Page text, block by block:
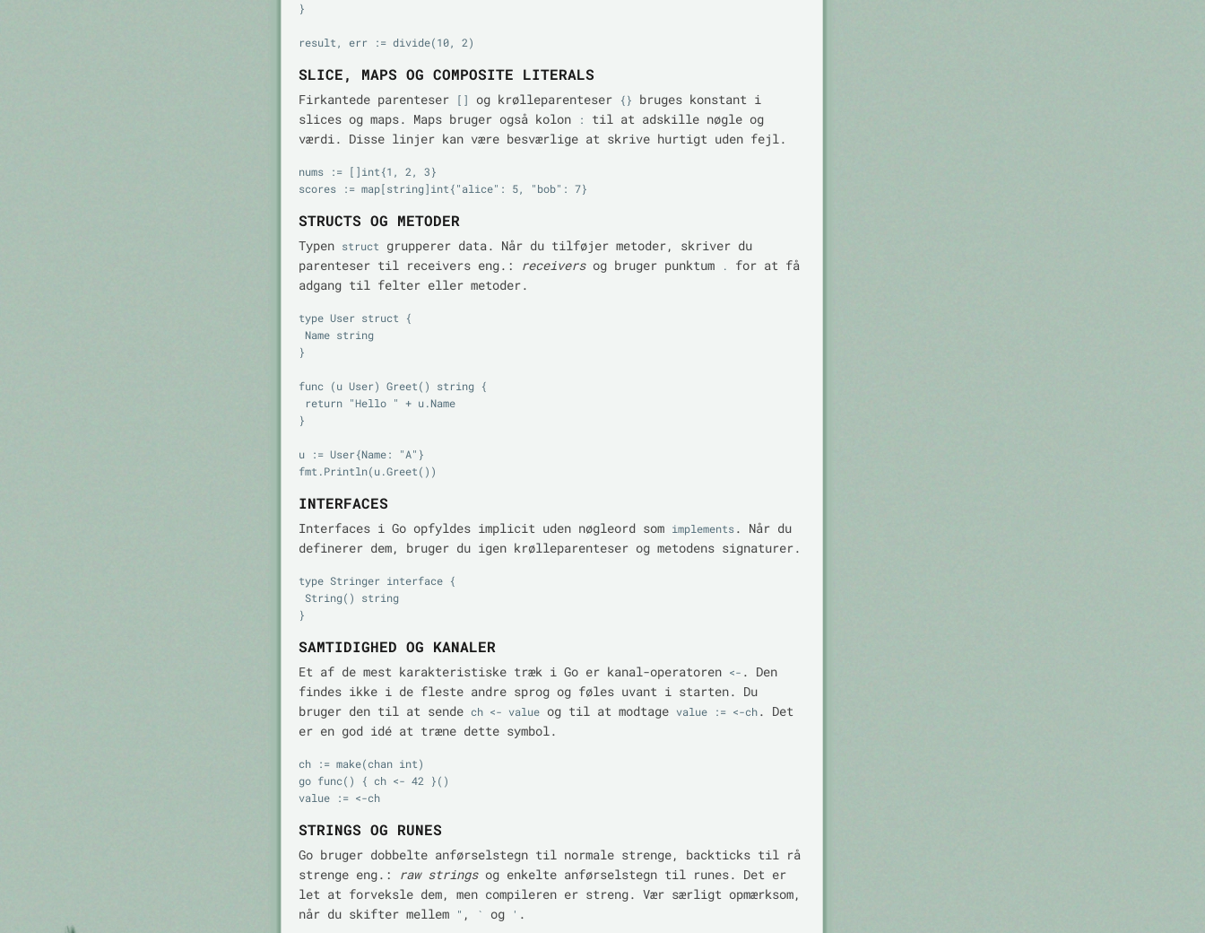
}
SLICE, MAPS OG COMPOSITE LITERALS
Firkantede parenteser [] og krølleparenteser {}
bruges konstant i
slices og maps. Maps bruger også kolon
:
til at adskille nøgle og
værdi. Disse linjer kan være besværlige at skrive hurtigt uden fejl.
nums := []int{1, 2, 3}
STRUCTS OG METODER
Typen struct
grupperer data. Når du tilføjer metoder, skriver du
parenteser til receivers eng.:
receiversog bruger punktum .
for at få
adgang til felter eller metoder.
type User struct {
}
func (u User) Greet() string {
}
u := User{Name: "A"}
INTERFACES
Interfaces i Go opfyldes implicit uden nøgleord som implements. Når du
definerer dem, bruger du igen krølleparenteser og metodens signaturer.
type Stringer interface {
SAMTIDIGHED OG KANALER
Et af de mest karakteristiske træk i Go er kanal-operatoren <- . Den
findes ikke i de fleste andre sprog og føles uvant i starten. Du
bruger den til at sende ch <- valueog til at modtage value := <-ch. Det
er en god idé at træne dette symbol.
ch := make(chan int)
go func() { ch <- 42 }()
value := <-ch
STRINGS OG RUNES
Go bruger dobbelte anførselstegn til normale strenge, backticks til rå
strenge eng.:
raw stringsog enkelte anførselstegn til runes. Det er
let at forveksle dem, men compileren er streng. Vær særligt opmærksom,
når du skifter mellem
" , ` og ' .